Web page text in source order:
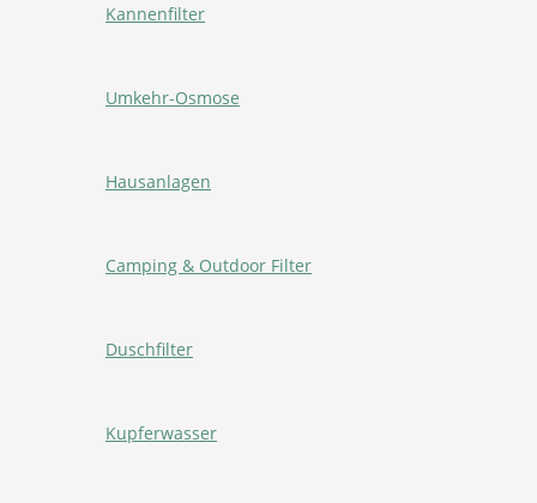
Kannenfilter
Umkehr-Osmose
Hausanlagen
Camping & Outdoor Filter
Duschfilter
Kupferwasser